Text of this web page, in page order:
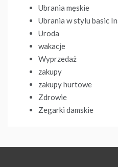
Ubrania męskie
Ubrania w stylu basic
Uroda
wakacje
Wyprzedaż
zakupy
zakupy hurtowe
Zdrowie
Zegarki damskie